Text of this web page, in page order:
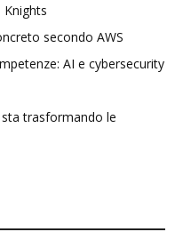
secondo AWS
AI e cybersecurity
sta trasformando le